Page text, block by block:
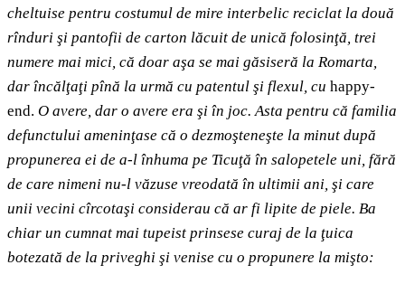
cheltuise pentru costumul de mire interbelic reciclat la două
rînduri şi pantofii de carton lăcuit de unică folosinţă, trei
numere mai mici, că doar aşa se mai găsiseră la Romarta,
dar încălţaţi pînă la urmă cu patentul şi flexul, cu happy-
end. O avere, dar o avere era şi în joc. Asta pentru că familia
defunctului ameninţase că o dezmoşteneşte la minut după
propunerea ei de a-l înhuma pe Ticuţă în salopetele uni, fără
de care nimeni nu-l văzuse vreodată în ultimii ani, şi care
unii vecini cîrcotaşi considerau că ar fi lipite de piele. Ba
chiar un cumnat mai tupeist prinsese curaj de la ţuica
botezată de la priveghi şi venise cu o propunere la mişto: